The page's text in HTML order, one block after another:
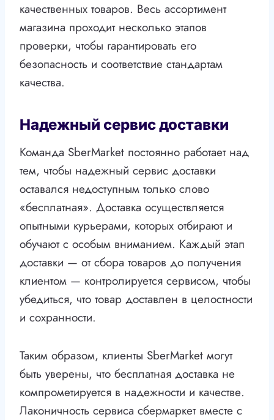
качественных товаров. Весь ассортимент
магазина проходит несколько этапов
проверки, чтобы гарантировать его
безопасность и соответствие стандартам
качества.
Надежный сервис доставки
Команда SberMarket постоянно работает над
тем, чтобы надежный сервис доставки
оставался недоступным только слово
«бесплатная». Доставка осуществляется
опытными курьерами, которых отбирают и
обучают с особым вниманием. Каждый этап
доставки — от сбора товаров до получения
клиентом — контролируется сервисом, чтобы
убедиться, что товар доставлен в целостности
и сохранности.
Таким образом, клиенты SberMarket могут
быть уверены, что бесплатная доставка не
компрометируется в надежности и качестве.
Лаконичность сервиса сбермаркет вместе с